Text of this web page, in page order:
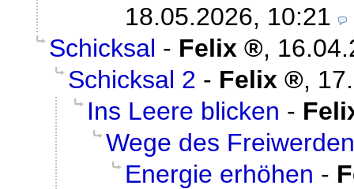
18.05.2026, 10:21
Schicksal - Felix ,
Schicksal 2 - Felix ,
Ins Leere blicken -
Wege des
Energie erhöhen -